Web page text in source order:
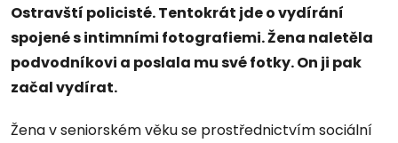
Ostravští policisté. Tentokrát jde o vydírání
spojené s intimními fotografiemi. Žena naletěla
podvodníkovi a poslala mu své fotky. On ji pak
začal vydírat.
Žena v seniorském věku se prostřednictvím sociální